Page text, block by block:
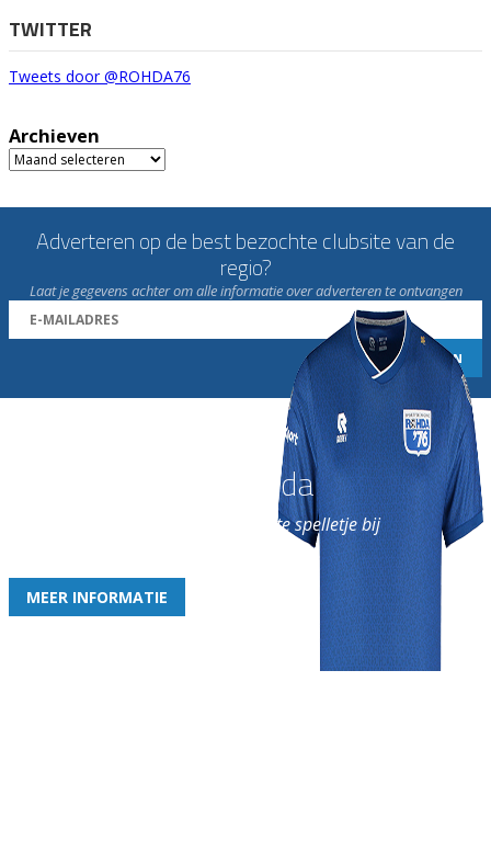
TWITTER
Tweets door @ROHDA76
Archieven
Archieven
Adverteren op de best bezochte clubsite van de
regio?
Laat je gegevens achter om alle informatie over adverteren te ontvangen
Word nu lid van Rohda
en geniet iedere week van het leukste spelletje bij
MEER INFORMATIE